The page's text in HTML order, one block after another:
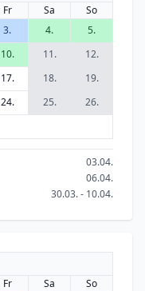
Fr Sa
So
3. 4.
5.
10. 11.
12.
17. 18.
19.
24. 25.
26.
03.04.
06.04.
30.03. - 10.04.
Fr Sa
So